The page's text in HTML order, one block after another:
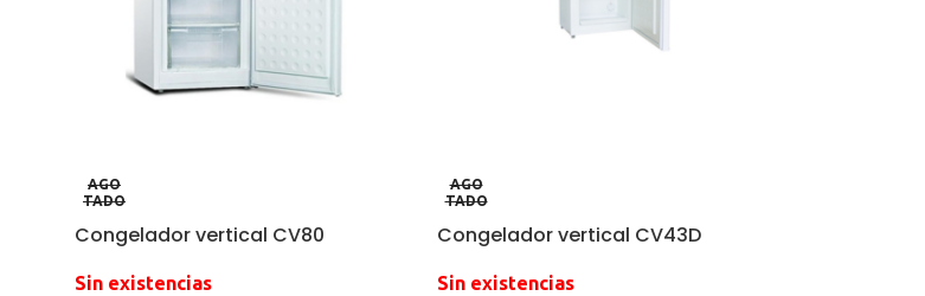
AGO
TADO
Congelador vertical CV80
Sin existencias
AGO
TADO
Congelador vertical CV43D
Sin existencias